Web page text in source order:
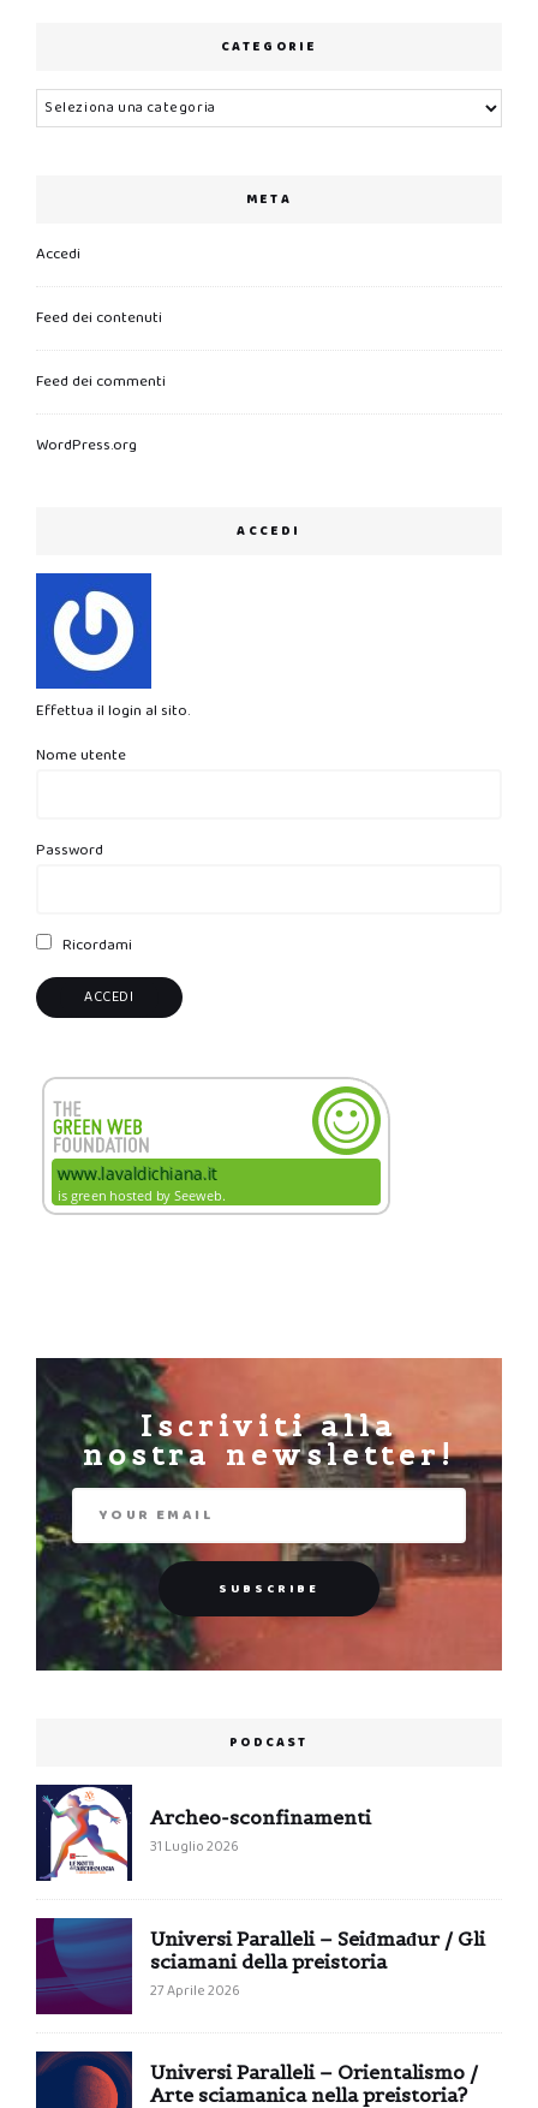
CATEGORIE
Categorie
META
Accedi
Feed dei contenuti
Feed dei commenti
WordPress.org
ACCEDI
Effettua il login al sito.
Nome utente
Password
Ricordami
Iscriviti alla
nostra newsletter!
PODCAST
Archeo-sconfinamenti
31 Luglio 2026
Universi Paralleli – Seiđmađur / Gli
sciamani della preistoria
27 Aprile 2026
Universi Paralleli – Orientalismo /
Arte sciamanica nella preistoria?